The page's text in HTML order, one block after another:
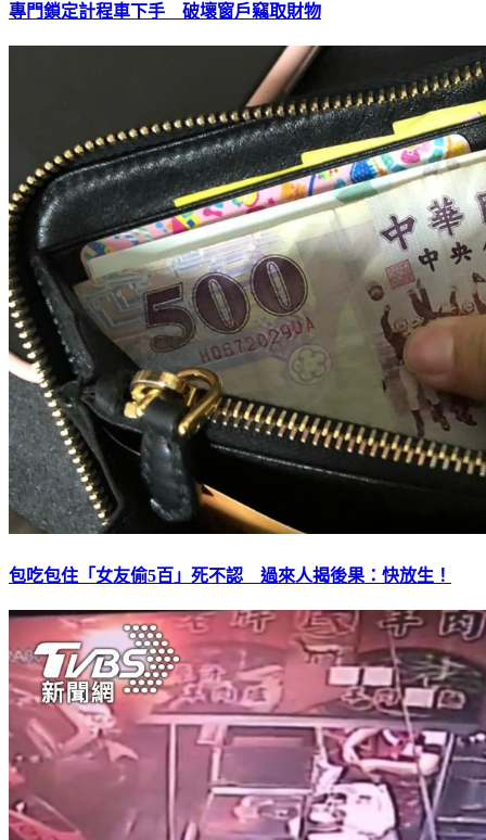
專門鎖定計程車下手 破壞窗戶竊取財物
包吃包住「女友偷5百」死不認 過來人揭後果：快放生！